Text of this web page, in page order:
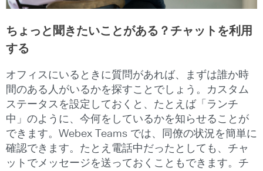
ちょっと聞きたいことがある？チャットを利用
する
オフィスにいるときに質問があれば、まずは誰か時
間のある人がいるかを探すことでしょう。カスタム
ステータスを設定しておくと、たとえば「ランチ
中」のように、今何をしているかを知らせることが
できます。Webex Teams では、同僚の状況を簡単に
確認できます。たとえ電話中だったとしても、チャ
ットでメッセージを送っておくこともできます。チ